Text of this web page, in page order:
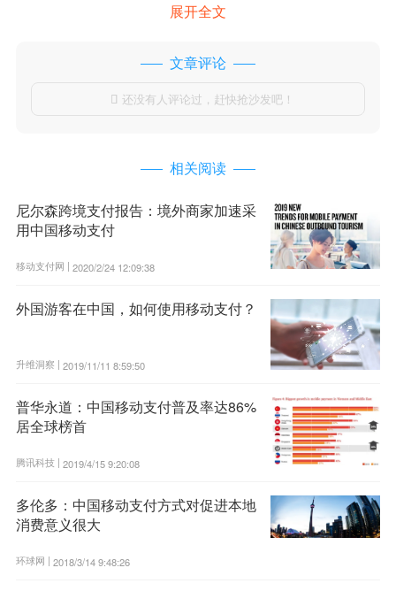
展开全文
文章评论
 还没有人评论过，赶快抢沙发吧！
相关阅读
尼尔森跨境支付报告：境外商家加速采
用中国移动支付
移动支付网 | 2020/2/24 12:09:38
外国游客在中国，如何使用移动支付？
升维洞察 | 2019/11/11 8:59:50
普华永道：中国移动支付普及率达86%
居全球榜首
腾讯科技 | 2019/4/15 9:20:08
多伦多：中国移动支付方式对促进本地
消费意义很大
环球网 | 2018/3/14 9:48:26